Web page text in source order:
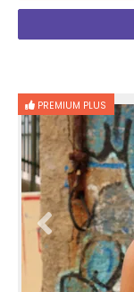
PREMIUM PLUS